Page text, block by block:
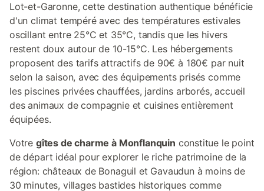
Lot-et-Garonne, cette destination authentique bénéficie
d'un climat tempéré avec des températures estivales
oscillant entre 25°C et 35°C, tandis que les hivers
restent doux autour de 10-15°C. Les hébergements
proposent des tarifs attractifs de 90€ à 180€ par nuit
selon la saison, avec des équipements prisés comme
les piscines privées chauffées, jardins arborés, accueil
des animaux de compagnie et cuisines entièrement
équipées.
Votre gîtes de charme à Monflanquin constitue le point
de départ idéal pour explorer le riche patrimoine de la
région: châteaux de Bonaguil et Gavaudun à moins de
30 minutes, villages bastides historiques comme